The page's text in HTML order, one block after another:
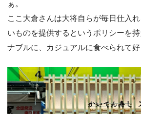
ぁ。
ここ大倉さんは大将自らが毎日仕入
いものを提供するというポリシーを
ナブルに、カジュアルに食べられて好